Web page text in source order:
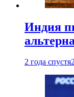
Индия
2 года спустя